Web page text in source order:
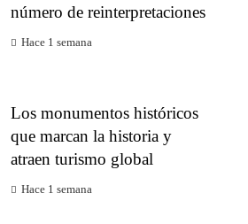
número de reinterpretaciones
Hace 1 semana
Los monumentos históricos
que marcan la historia y
atraen turismo global
Hace 1 semana